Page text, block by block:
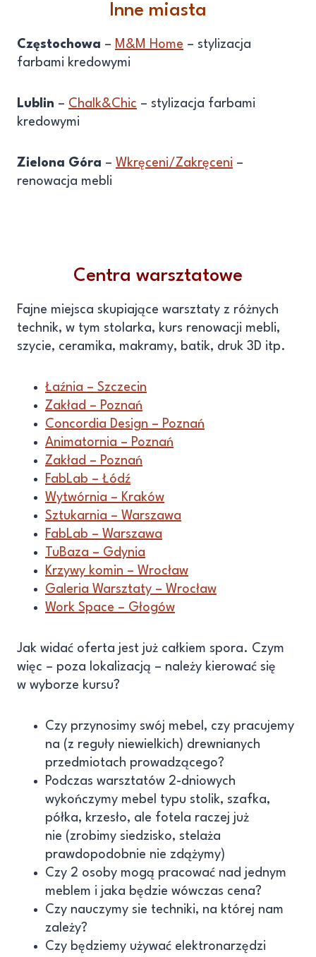
Inne miasta
Częstochowa – M&M Home – stylizacja
farbami kredowymi
Lublin – Chalk&Chic – stylizacja farbami
kredowymi
Zielona Góra – Wkręceni/Zakręceni –
renowacja mebli
Centra warsztatowe
Fajne miejsca skupiające warsztaty z różnych
technik, w tym stolarka, kurs renowacji mebli,
szycie, ceramika, makramy, batik, druk 3D itp.
Łaźnia – Szczecin
Zakład – Poznań
Concordia Design – Poznań
Animatornia – Poznań
Zakład – Poznań
FabLab – Łódź
Wytwórnia – Kraków
Sztukarnia – Warszawa
FabLab – Warszawa
TuBaza – Gdynia
Krzywy komin – Wrocław
Galeria Warsztaty – Wrocław
Work Space – Głogów
Jak widać oferta jest już całkiem spora. Czym
więc – poza lokalizacją – należy kierować się
w wyborze kursu?
Czy przynosimy swój mebel, czy pracujemy
na (z reguły niewielkich) drewnianych
przedmiotach prowadzącego?
Podczas warsztatów 2-dniowych
wykończymy mebel typu stolik, szafka,
półka, krzesło, ale fotela raczej już
nie (zrobimy siedzisko, stelaża
prawdopodobnie nie zdążymy)
Czy 2 osoby mogą pracować nad jednym
meblem i jaka będzie wówczas cena?
Czy nauczymy sie techniki, na której nam
zależy?
Czy będziemy używać elektronarzędzi